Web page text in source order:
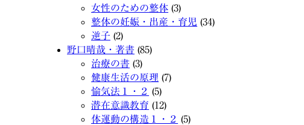
女性のための整体 (3)
整体の妊娠・出産・育児 (34)
逆子 (2)
野口晴哉・著書 (85)
治療の書 (3)
健康生活の原理 (7)
愉気法１・２ (5)
潜在意識教育 (12)
体運動の構造１・２ (5)